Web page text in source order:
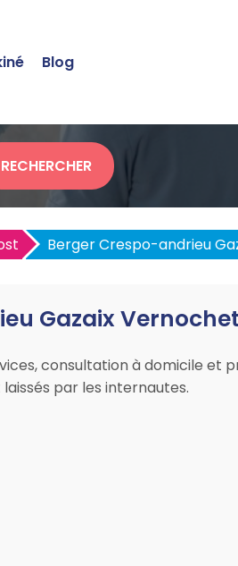
Blog
RECHERCHER
Berger Crespo-andrieu
Gazaix Vernochet
consultation à domicile et
par les internautes.